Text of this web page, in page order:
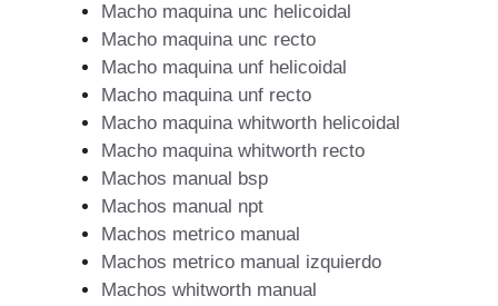
Macho maquina unc helicoidal
Macho maquina unc recto
Macho maquina unf helicoidal
Macho maquina unf recto
Macho maquina whitworth helicoidal
Macho maquina whitworth recto
Machos manual bsp
Machos manual npt
Machos metrico manual
Machos metrico manual izquierdo
Machos whitworth manual